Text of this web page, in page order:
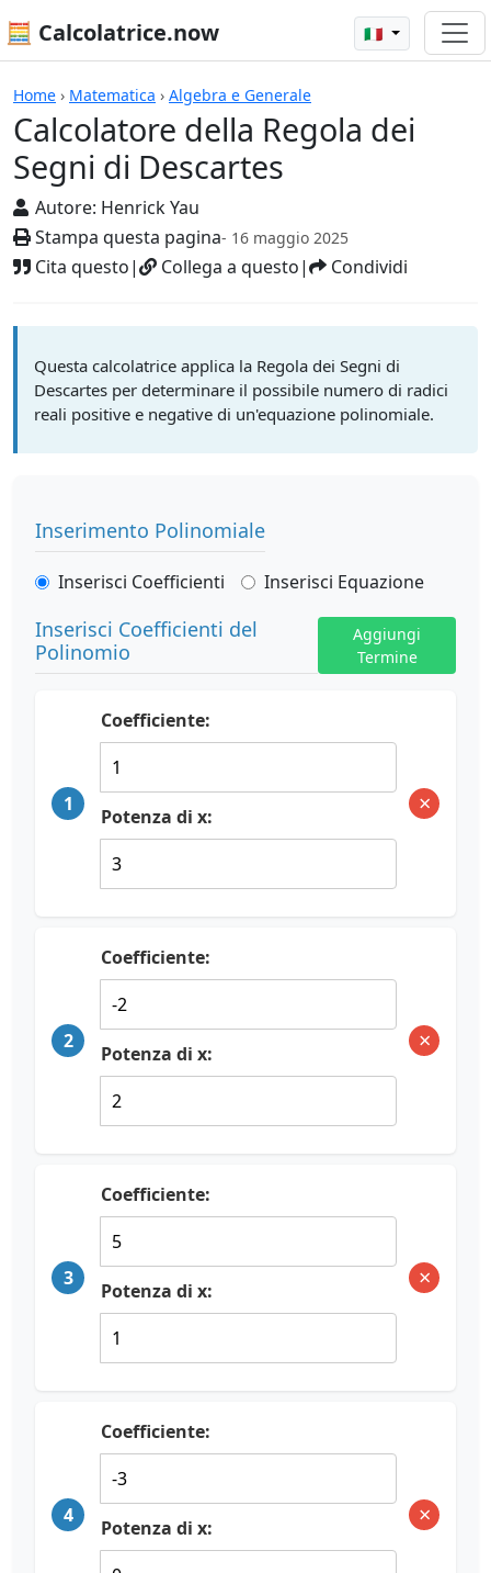
🧮 Calcolatrice.now 🇮🇹
Home › Matematica › Algebra e Generale
Calcolatore della Regola dei
Segni di Descartes
Autore: Henrick Yau
Stampa questa pagina- 16 maggio 2025
Cita questo| Collega a questo| Condividi
Calcolatrici
Questa calcolatrice applica la Regola dei Segni di
Descartes per determinare il possibile numero di radici
reali positive e negative di un'equazione polinomiale.
Inserimento Polinomiale
Inserisci Coefficienti Inserisci Equazione
Inserisci Coefficienti del
Polinomio
Aggiungi
Termine
1
Coefficiente:
Potenza di x: ×
2
Coefficiente:
Potenza di x: ×
3
Coefficiente:
Potenza di x: ×
4
Coefficiente:
Potenza di x: ×